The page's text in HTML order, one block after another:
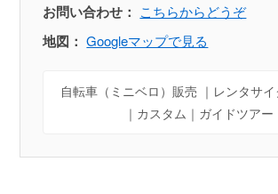
お問い合わせ： こちらからどうぞ
地図： Googleマップで見る
自転車（ミニベロ）販売 ｜レンタサ
｜カスタム｜ガイドツアー